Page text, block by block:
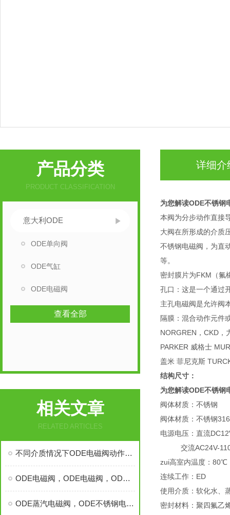
产品分类
PRODUCT CLASSIFICATION
意大利ODE
ODE单向阀
ODE气缸
ODE电磁阀
查看全部
相关文章
RELATED ARTICLES
不同介质情况下ODE电磁阀动作寿命是多少？
ODE电磁阀，ODE电磁阀，ODE电磁阀，ODE电磁阀，ODE
ODE蒸汽电磁阀，ODE不锈钢电磁阀，ODE防爆电磁阀，ODE电磁阀
详细介
为您解读ODE不锈钢
本阀为分步动作直接
大阀在所形成的介质
不锈钢电磁阀，为直
等。
密封膜片为FKM（
孔口：这是一个通过
主孔电磁阀是允许阀
隔膜：混合动作元件
NORGREN，CKD，
PARKER 威格士
盖米 菲尼克斯
结构尺寸：
为您解读ODE不锈钢
阀体材质：不锈钢
阀体材质：不锈钢316
电源电压：直流
交流AC24V-
zui高室内温度：80℃
连续工作：ED
使用介质：软化水、
密封材料：聚四氟乙